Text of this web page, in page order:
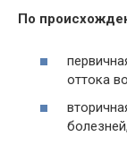
По
оттока